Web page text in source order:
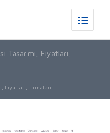
Fiyatları,
Fiyatları, Firmaları